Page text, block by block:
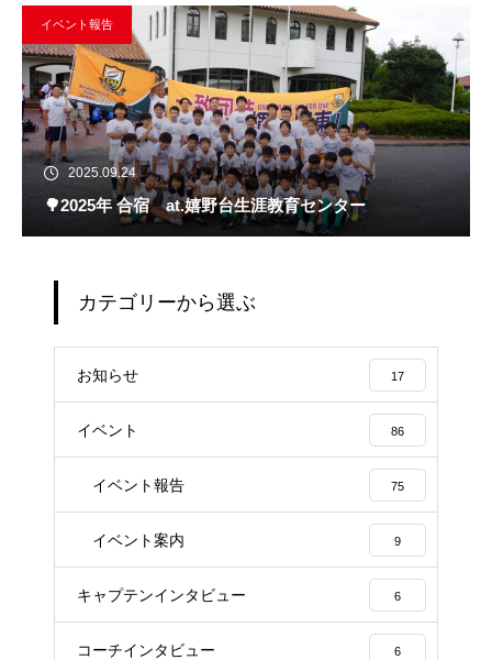
イベント報告
2025.09.24
🌳2025年 合宿 at.嬉野台生涯教育センター
カテゴリーから選ぶ
お知らせ 17
イベント 86
イベント報告 75
イベント案内 9
キャプテンインタビュー 6
コーチインタビュー 6